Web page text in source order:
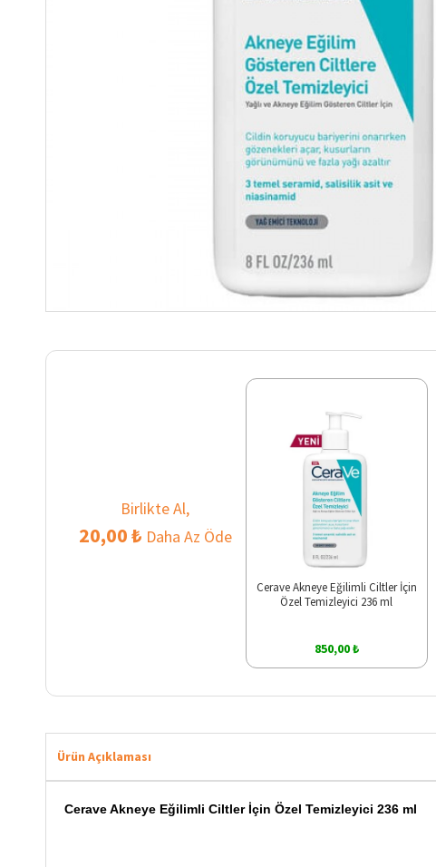
Birlikte Al,
20,00 ₺ Daha Az Öde
Cerave Akneye Eğilimli Ciltler İçin
Özel Temizleyici 236 ml
850,00 ₺
Ürün Açıklaması
Cerave Akneye Eğilimli Ciltler İçin Özel Temizleyici 236 ml